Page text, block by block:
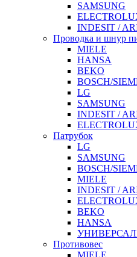
SAMSUNG
INDESIT /
Проводка и шнур
MIELE
HANSA
BEKO
BOSCH/
LG
SAMSUNG
INDESIT /
Патрубок
LG
SAMSUNG
BOSCH/
MIELE
INDESIT /
BEKO
HANSA
Противовес
MIELE